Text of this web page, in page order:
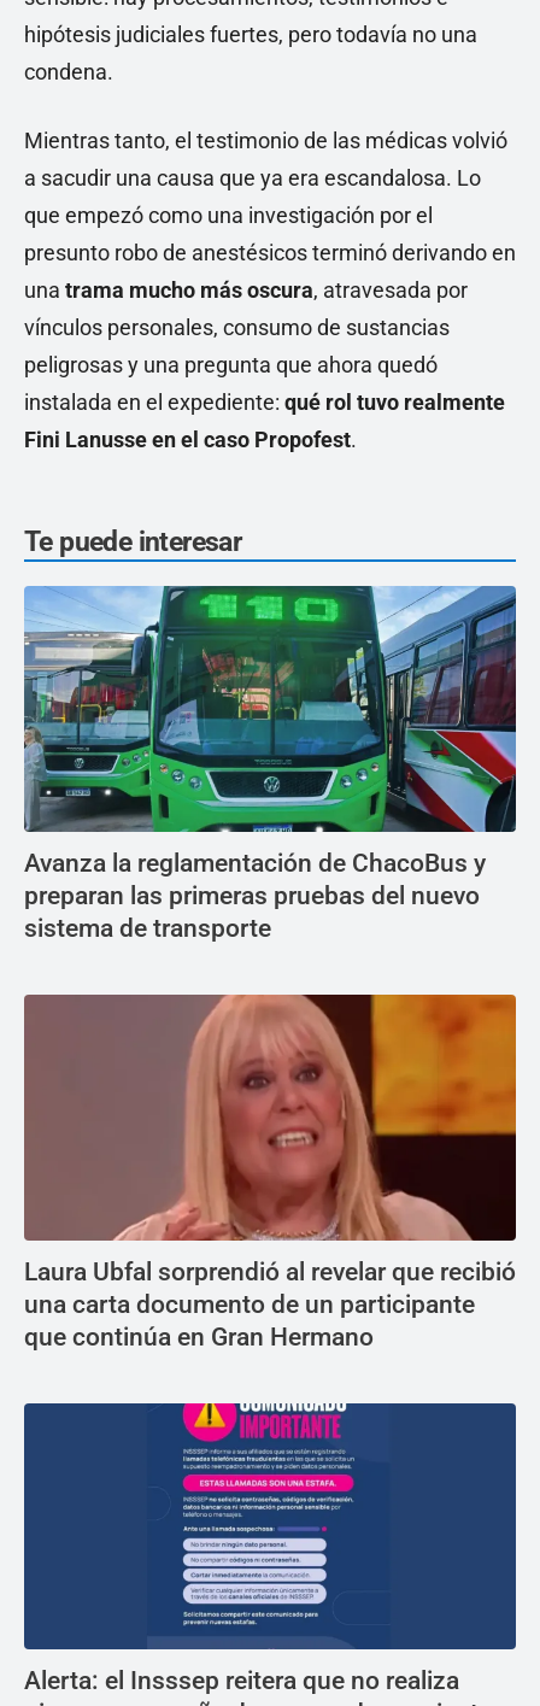
hipótesis judiciales fuertes, pero todavía no una
condena.
Mientras tanto, el testimonio de las médicas volvió
a sacudir una causa que ya era escandalosa. Lo
que empezó como una investigación por el
presunto robo de anestésicos terminó derivando en
una trama mucho más oscura, atravesada por
vínculos personales, consumo de sustancias
peligrosas y una pregunta que ahora quedó
instalada en el expediente: qué rol tuvo realmente
Fini Lanusse en el caso Propofest.
Te puede interesar
Avanza la reglamentación de ChacoBus y
preparan las primeras pruebas del nuevo
sistema de transporte
Laura Ubfal sorprendió al revelar que recibió
una carta documento de un participante
que continúa en Gran Hermano
Alerta: el Insssep reitera que no realiza